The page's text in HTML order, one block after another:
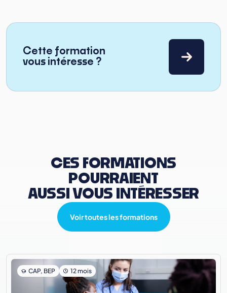
Cette formation
vous intéresse ?
CES FORMATIONS
POURRAIENT
AUSSI VOUS INTÉRESSER
Voir toutes les formations
CAP, BEP 12 mois